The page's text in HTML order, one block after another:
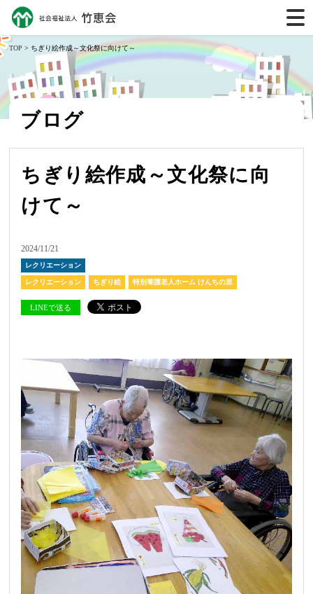
TOP > ちぎり絵作成～文化祭に向けて～
ブログ
ちぎり絵作成～文化祭に向
けて～
2024/11/21
レクリエーション
レクリエーション ちぎり絵 特別養護老人ホーム けんちの里
LINEで送る